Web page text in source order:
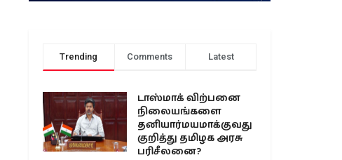
Trending Comments Latest
டாஸ்மாக் விற்பனை
நிலையங்களை
தனியார்மயமாக்குவது
குறித்து தமிழக அரசு
பரிசீலனை?